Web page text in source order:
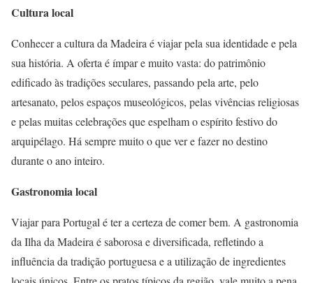
Cultura local
Conhecer a cultura da Madeira é viajar pela sua identidade e pela
sua história. A oferta é ímpar e muito vasta: do patrimônio
edificado às tradições seculares, passando pela arte, pelo
artesanato, pelos espaços museológicos, pelas vivências religiosas
e pelas muitas celebrações que espelham o espírito festivo do
arquipélago. Há sempre muito o que ver e fazer no destino
durante o ano inteiro.
Gastronomia local
Viajar para Portugal é ter a certeza de comer bem. A gastronomia
da Ilha da Madeira é saborosa e diversificada, refletindo a
influência da tradição portuguesa e a utilização de ingredientes